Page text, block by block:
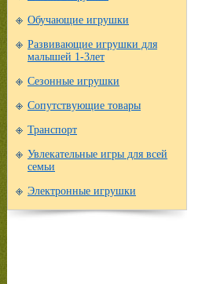
Обучающие игрушки
Развивающие игрушки для
малышей 1-3лет
Сезонные игрушки
Сопутствующие товары
Транспорт
Увлекательные игры для всей
семьи
Электронные игрушки